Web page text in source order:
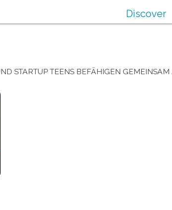
Discover
STARTUP TEENS BEFÄHIGEN